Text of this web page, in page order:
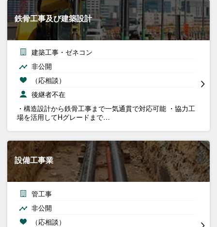
鉄骨工事及び建築設計
建築工事・ゼネコン
非公開
（応相談）
後継者不在
・構造設計から鉄骨工事まで一気通貫で対応可能 ・協力工
場を活用してHグレードまで…
設備工事業
管工事
非公開
（応相談）